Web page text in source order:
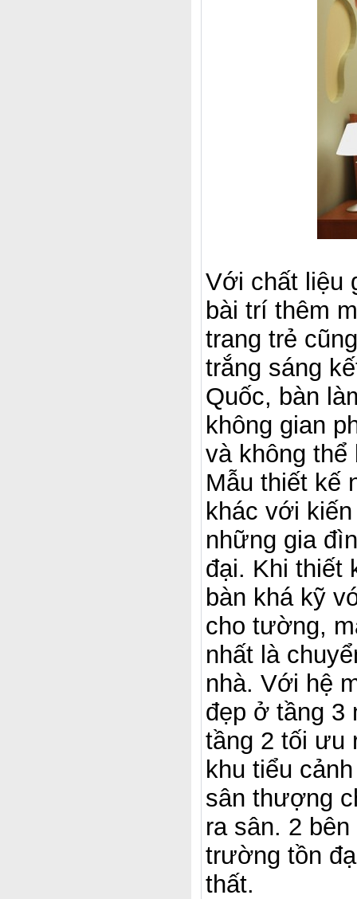
Với chất liệu
bài trí thêm
trang trẻ
trắng sáng
Quốc, bàn
không gian
và không thể
Mẫu thiết kế
khác với
những gia
đại. Khi thiết
bàn khá kỹ
cho tường,
nhất là
nhà. Với hệ
đẹp ở tầng 3
tầng 2 tối ưu
khu tiểu
sân thượng
ra sân. 2
trường tồn
thất.